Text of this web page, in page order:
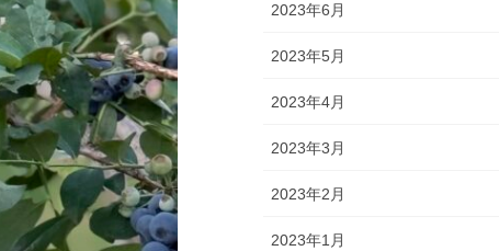
2023年6月
2023年5月
2023年4月
2023年3月
2023年2月
2023年1月